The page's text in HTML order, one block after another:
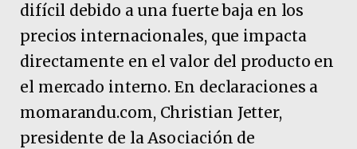
difícil debido a una fuerte baja en los
precios internacionales, que impacta
directamente en el valor del producto en
el mercado interno. En declaraciones a
momarandu.com, Christian Jetter,
presidente de la Asociación de